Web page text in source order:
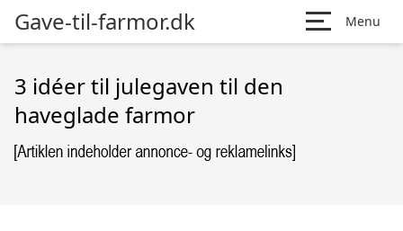
Gave-til-farmor.dk Menu
3 idéer til julegaven til den
haveglade farmor